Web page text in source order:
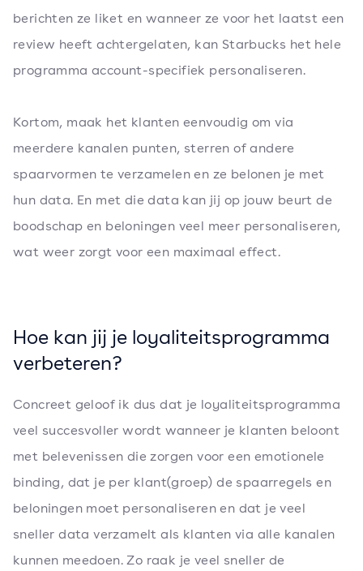
berichten ze liket en wanneer ze voor het laatst een
review heeft achtergelaten, kan Starbucks het hele
programma account-specifiek personaliseren.
Kortom, maak het klanten eenvoudig om via
meerdere kanalen punten, sterren of andere
spaarvormen te verzamelen en ze belonen je met
hun data. En met die data kan jij op jouw beurt de
boodschap en beloningen veel meer personaliseren,
wat weer zorgt voor een maximaal effect.
Hoe kan jij je loyaliteitsprogramma
verbeteren?
Concreet geloof ik dus dat je loyaliteitsprogramma
veel succesvoller wordt wanneer je klanten beloont
met belevenissen die zorgen voor een emotionele
binding, dat je per klant(groep) de spaarregels en
beloningen moet personaliseren en dat je veel
sneller data verzamelt als klanten via alle kanalen
kunnen meedoen. Zo raak je veel sneller de